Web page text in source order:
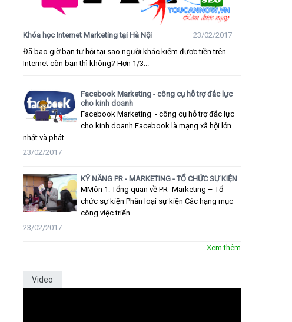
Khóa học Internet Marketing tại Hà Nội
23/02/2017
Đã bao giờ bạn tự hỏi tại sao người khác kiếm được tiền trên
Internet còn bạn thì không? Hơn 1/3...
Facebook Marketing - công cụ hỗ trợ đắc lực
cho kinh doanh
Facebook Marketing - công cụ hỗ trợ đắc lực
cho kinh doanh Facebook là mạng xã hội lớn
nhất và phát...
23/02/2017
KỸ NĂNG PR - MARKETING - TỔ CHỨC SỰ KIỆN
MMôn 1: Tổng quan về PR- Marketing – Tổ
chức sự kiện Phân loại sự kiện Các hạng mục
công việc triển...
23/02/2017
Xem thêm
Video